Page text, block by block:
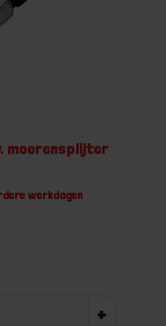
moerensplijter
werkdagen
+